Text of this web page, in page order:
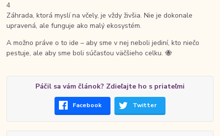
4
Záhrada, ktorá myslí na včely, je vždy živšia. Nie je dokonale
upravená, ale funguje ako malý ekosystém.
A možno práve o to ide – aby sme v nej neboli jediní, kto niečo
pestuje, ale aby sme boli súčasťou väčšieho celku. 🐝
Páčil sa vám článok? Zdieľajte ho s priateľmi
Facebook Twitter